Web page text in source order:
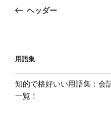
ナ
ー
シ
ョ
ン
去
ヘッダー
用語集
知的で格好いい用語集：会
一覧！